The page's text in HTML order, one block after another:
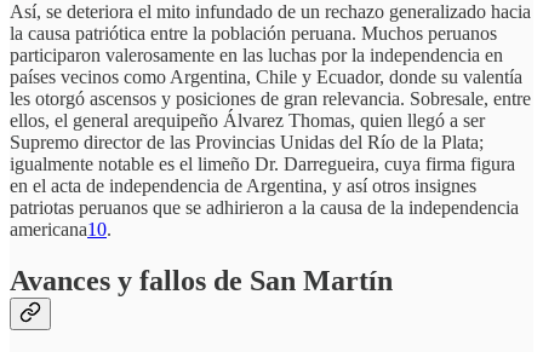
Así, se deteriora el mito infundado de un rechazo generalizado hacia
la causa patriótica entre la población peruana. Muchos peruanos
participaron valerosamente en las luchas por la independencia en
países vecinos como Argentina, Chile y Ecuador, donde su valentía
les otorgó ascensos y posiciones de gran relevancia. Sobresale, entre
ellos, el general arequipeño Álvarez Thomas, quien llegó a ser
Supremo director de las Provincias Unidas del Río de la Plata;
igualmente notable es el limeño Dr. Darregueira, cuya firma figura
en el acta de independencia de Argentina, y así otros insignes
patriotas peruanos que se adhirieron a la causa de la independencia
americana10.
Avances y fallos de San Martín